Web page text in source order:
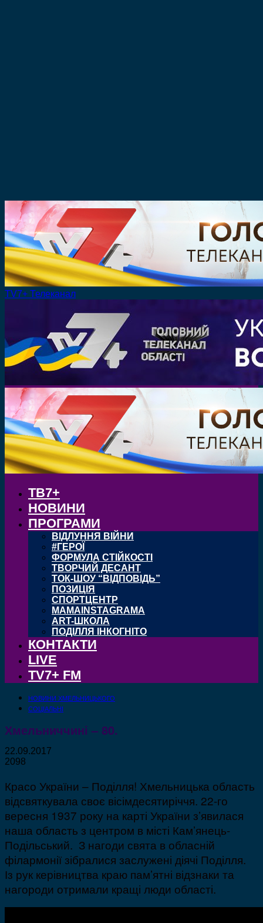
TV7+ Телеканал
ТВ7+
НОВИНИ
ПРОГРАМИ
ВІДЛУННЯ ВІЙНИ
#ГЕРОЇ
ФОРМУЛА СТІЙКОСТІ
ТВОРЧИЙ ДЕСАНТ
ТОК-ШОУ “ВІДПОВІДЬ”
ПОЗИЦІЯ
СПОРТЦЕНТР
MAMAINSTAGRAMA
ART-ШКОЛА
ПОДІЛЛЯ ІНКОГНІТО
КОНТАКТИ
LIVE
TV7+ FM
НОВИНИ ХМЕЛЬНИЦЬКОГО
СОЦІАЛЬНІ
Хмельниччині – 80.
22.09.2017
2098
Красо України – Поділля! Хмельницька область
відсвяткувала своє вісімдесятиріччя. 22-го
вересня 1937 року на карті України з’явилася
наша область з центром в місті Кам’янець-
Подільський. З нагоди свята в обласній
філармонії зібралися заслужені діячі Поділля.
Із рук керівництва краю пам’ятні відзнаки та
нагороди отримали кращі люди області.